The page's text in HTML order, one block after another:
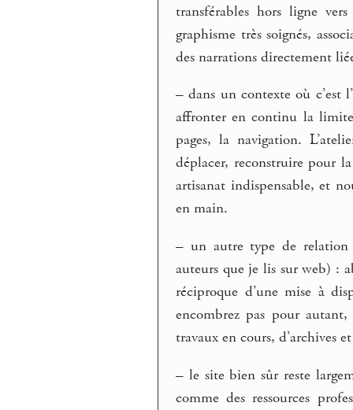
transférables hors ligne
graphisme très soignés,
des narrations directement
– dans un contexte où c’est
affronter en continu la
pages, la navigation.
déplacer, reconstruire pour
artisanat indispensable, et
en main.
– un autre type de relation
auteurs que je lis sur web) :
réciproque d’une mise à
encombrez pas pour
travaux en cours, d’archives
– le site bien sûr reste
comme des ressources